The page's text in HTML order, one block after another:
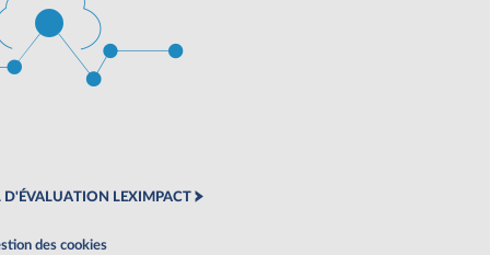
D'ÉVALUATION LEXIMPACT
des cookies